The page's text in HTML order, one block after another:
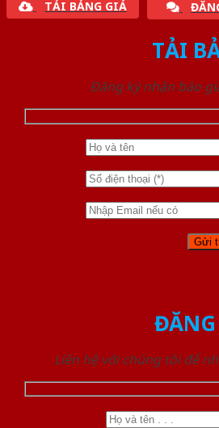
TẢI BẢNG GIÁ
TẢI
Đăng ký nhận báo
Liên hệ với chúng tôi để